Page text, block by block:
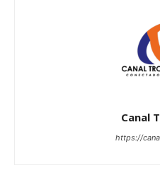
Canal
https://